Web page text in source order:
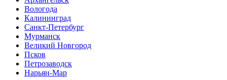
Вологода
Калининград
Санкт-Петербург
Мурманск
Великий Новгород
Псков
Петрозаводск
Нарьян-Мар